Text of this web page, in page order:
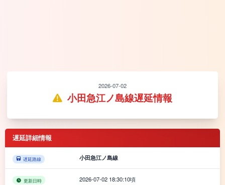
2026-07-02
小田急江ノ島線遅延情報
遅延詳細情報
遅延路線 小田急江ノ島線
更新日時 2026-07-02 18:30:10頃